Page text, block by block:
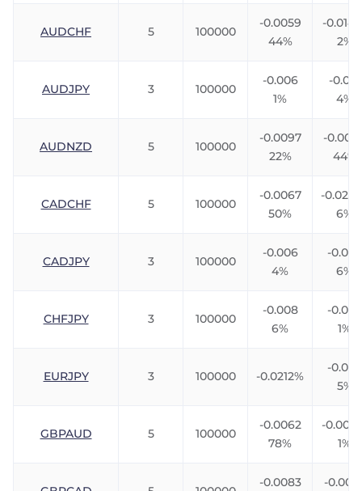
5 100000
-0.0059
44%
-
2%
3 100000
-0.006
1%
-0.010
4%
5 100000
-0.0097
22%
-
44%
5 100000
-0.0067
50%
-
6%
3 100000
-0.006
4%
-0.009
6%
3 100000
-0.008
6%
-0.005
1%
3 100000 -0.0212%
-0.024
5%
5 100000
-0.0062
78%
-
1%
-0.0083
-
AUDCHF
AUDJPY
AUDNZD
CADCHF
CADJPY
CHFJPY
EURJPY
GBPAUD